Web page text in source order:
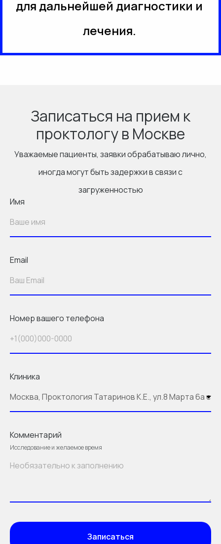
для дальнейшей диагностики и
лечения.
Записаться на прием к
проктологу в Москве
Уважаемые пациенты, заявки обрабатываю лично,
иногда могут быть задержки в связи с
загруженностью
Имя
Email
Номер вашего телефона
Клиника
Комментарий
Исследование и желаемое время
Записаться